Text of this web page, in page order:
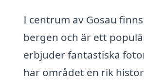
I centrum av Gosau
bergen och är ett
erbjuder fantastiska
har området en rik